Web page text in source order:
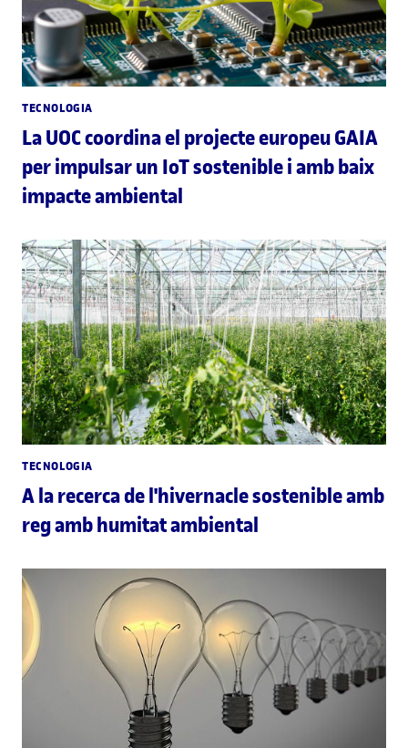
TECNOLOGIA
La UOC coordina el projecte europeu GAIA
per impulsar un IoT sostenible i amb baix
impacte ambiental
TECNOLOGIA
A la recerca de l'hivernacle sostenible amb
reg amb humitat ambiental